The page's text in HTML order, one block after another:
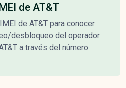
de AT&T
de AT&T para conocer
desbloqueo del operador
a través del número